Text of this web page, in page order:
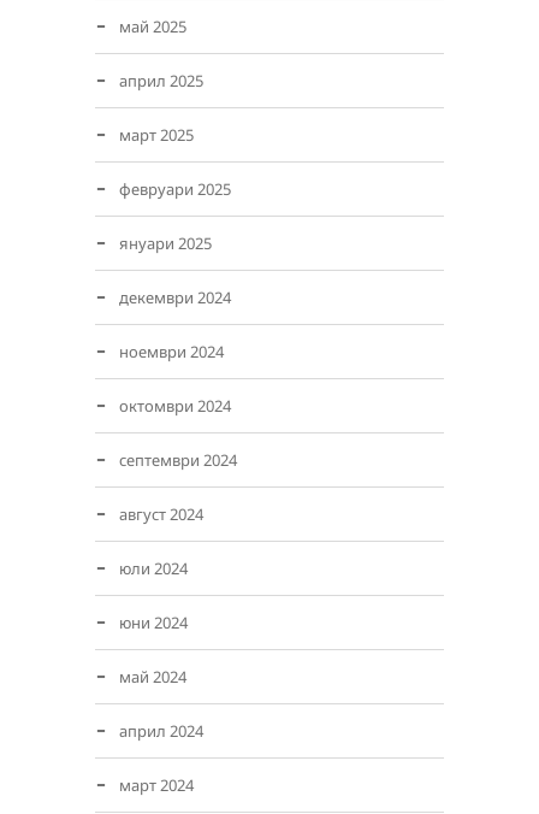
май 2025
април 2025
март 2025
февруари 2025
януари 2025
декември 2024
ноември 2024
октомври 2024
септември 2024
август 2024
юли 2024
юни 2024
май 2024
април 2024
март 2024